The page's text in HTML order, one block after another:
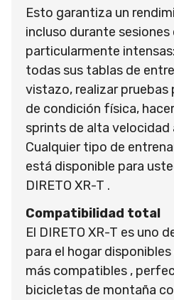
Esto garantiza un
incluso durante
particularmente
todas sus tablas de
vistazo, realizar pruebas
de condición física,
sprints de alta velocidad
Cualquier tipo de
está disponible para
DIRETO XR-T .
Compatibilidad total
El DIRETO XR-T es uno
para el hogar
más compatibles ,
bicicletas de montaña